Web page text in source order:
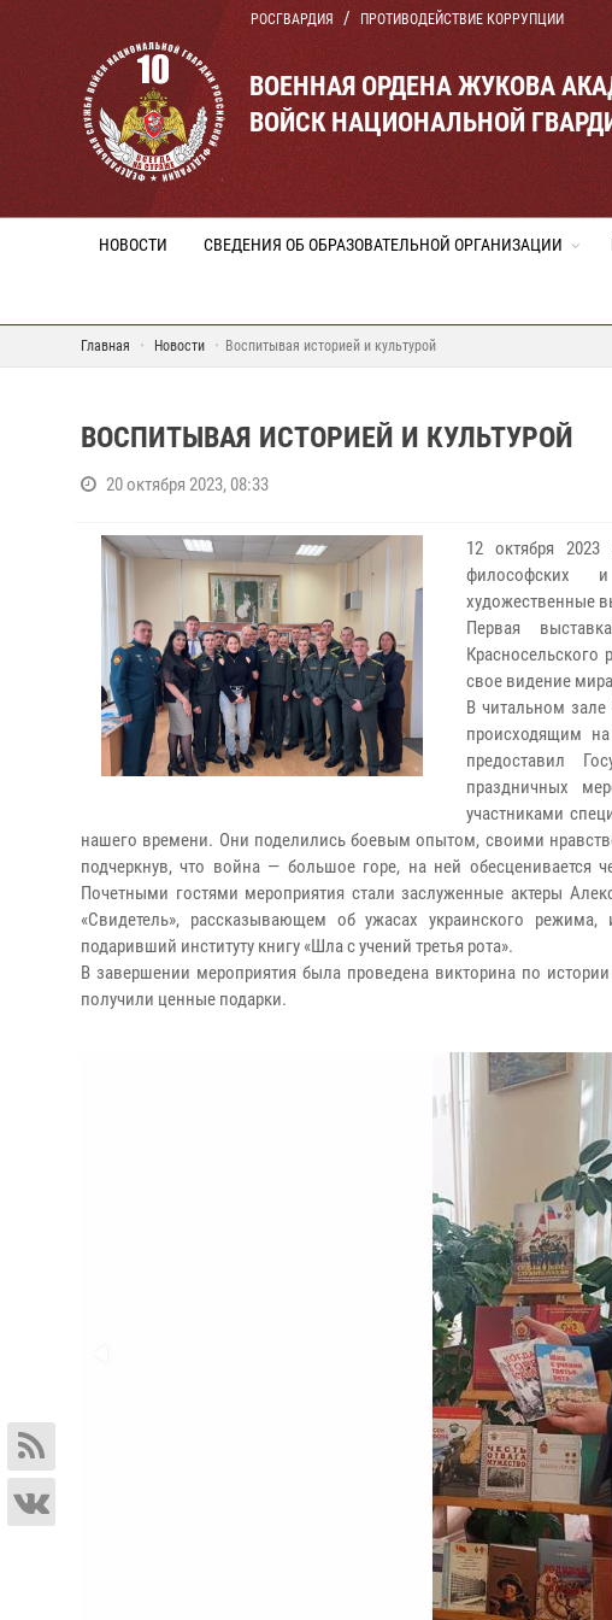
РОСГВАРДИЯ ПРОТИВОДЕЙСТВИЕ КОРРУПЦИИ
ВОЕННАЯ ОРДЕНА ЖУКОВА
ВОЙСК НАЦИОНАЛЬНОЙ
НОВОСТИ СВЕДЕНИЯ ОБ ОБРАЗОВАТЕЛЬНОЙ ОРГАНИЗАЦИИ
Главная Новости Воспитывая историей и культурой
ВОСПИТЫВАЯ ИСТОРИЕЙ И КУЛЬТУРОЙ
20 октября 2023, 08:33
12 октября 2023
философских
художественные
Первая
свое видение
В читальном
происходящим
предоставил
праздничных
участниками
нашего времени. Они поделились боевым опытом, своими
подчеркнув, что война — большое горе, на ней обесценивается
Почетными гостями мероприятия стали заслуженные актеры
«Свидетель», рассказывающем об ужасах украинского
подаривший институту книгу «Шла с учений третья рота».
В завершении мероприятия была проведена викторина по
получили ценные подарки.